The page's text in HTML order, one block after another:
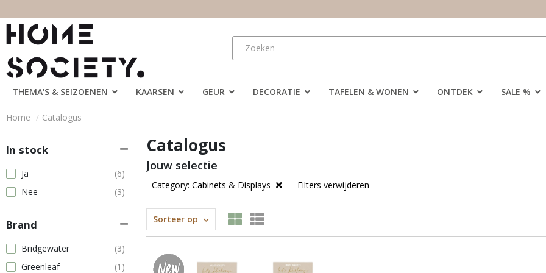
THEMA'S & SEIZOENEN KAARSEN GEUR DECORATIE TAFELEN & WONEN ONTDEK SALE %
Home Catalogus
In stock
Ja
(6)
Nee
(3)
Brand
Bridgewater
(3)
Greenleaf
(1)
Catalogus
Jouw selectie
Category: Cabinets & Displays Filters verwijderen
Sorteer op